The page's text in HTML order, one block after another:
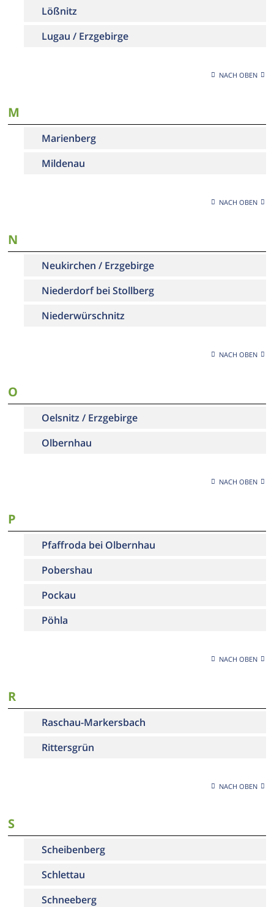
Lößnitz
Lugau / Erzgebirge
NACH OBEN
M
Marienberg
Mildenau
NACH OBEN
N
Neukirchen / Erzgebirge
Niederdorf bei Stollberg
Niederwürschnitz
NACH OBEN
O
Oelsnitz / Erzgebirge
Olbernhau
NACH OBEN
P
Pfaffroda bei Olbernhau
Pobershau
Pockau
Pöhla
NACH OBEN
R
Raschau-Markersbach
Rittersgrün
NACH OBEN
S
Scheibenberg
Schlettau
Schneeberg